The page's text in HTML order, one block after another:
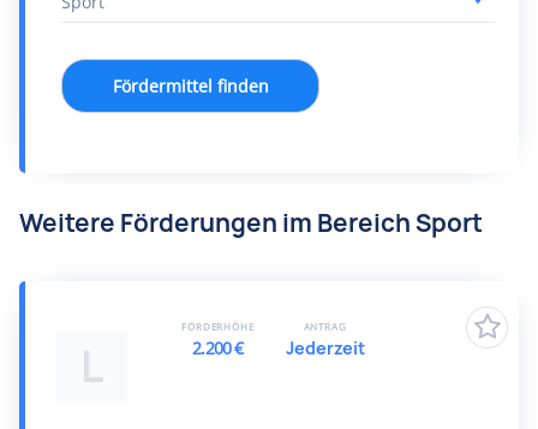
Fördermittel finden
Weitere Förderungen im Bereich Sport
L
FÖRDERHÖHE
2.200 €
ANTRAG
Jederzeit